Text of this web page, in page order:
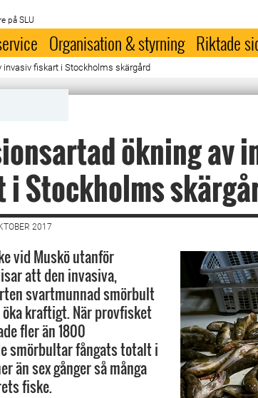
på SLU
Organisation & styrning Riktade
invasiv fiskart i Stockholms skärgård
ökning av
Stockholms
2017
vid Muskö utanför
att den invasiva,
svartmunnad smörbult
kraftigt. När provfisket
fler än 1800
smörbultar fångats totalt i
än sex gånger så många
fiske.